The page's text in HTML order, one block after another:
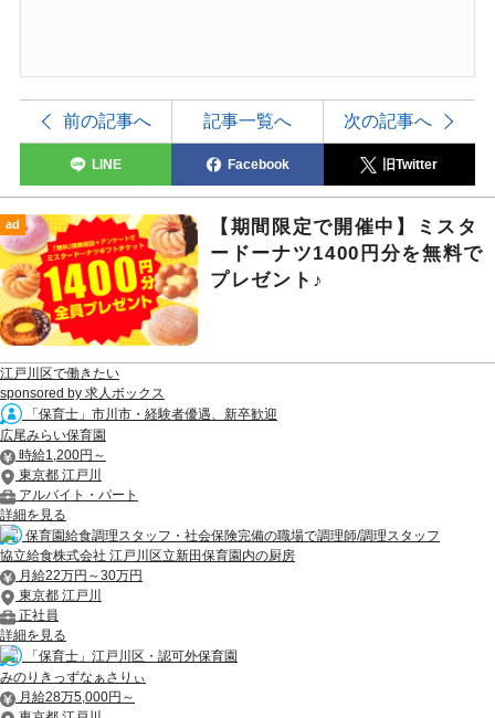
前の記事へ 記事一覧へ 次の記事へ
LINE Facebook 旧Twitter
ad
【期間限定で開催中】ミスタ
ードーナツ1400円分を無料で
プレゼント♪
江戸川区で働きたい
sponsored by 求人ボックス
「保育士」市川市・経験者優遇、新卒歓迎
広尾みらい保育園
時給1,200円～
東京都 江戸川
アルバイト・パート
詳細を見る
保育園給食調理スタッフ・社会保険完備の職場で調理師/調理スタッフ
協立給食株式会社 江戸川区立新田保育園内の厨房
月給22万円～30万円
東京都 江戸川
正社員
詳細を見る
「保育士」江戸川区・認可外保育園
みのりきっずなぁさりぃ
月給28万5,000円～